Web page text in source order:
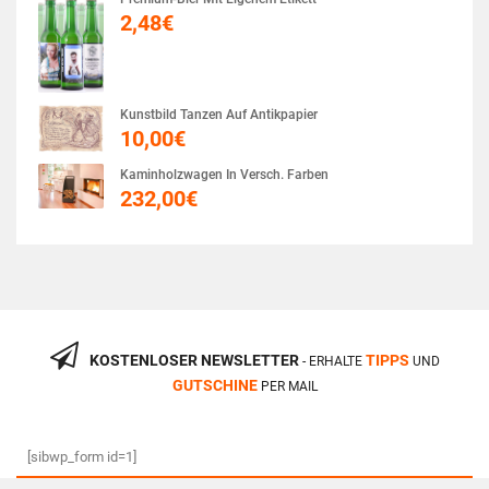
2,48€
Kunstbild Tanzen Auf Antikpapier
10,00€
Kaminholzwagen In Versch. Farben
232,00€
KOSTENLOSER NEWSLETTER- ERHALTE TIPPS UND
GUTSCHINEPER MAIL
[sibwp_form id=1]